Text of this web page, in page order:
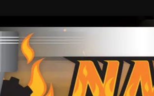
MicroPulling
ter wereld!